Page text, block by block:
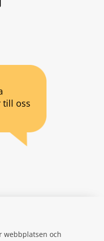
webbplatsen och
till oss